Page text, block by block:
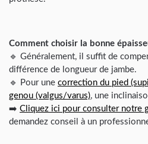
Comment choisir la bonne
🔹 Généralement, il suffit de
différence de longueur de jambe.
🔹 Pour une correction du pied
genou (valgus/varus), une
➡️ Cliquez ici pour consulter notre
demandez conseil à un